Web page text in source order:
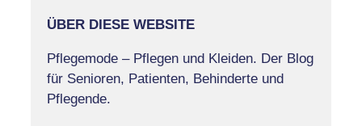
ÜBER DIESE WEBSITE
Pflegemode – Pflegen und Kleiden. Der Blog
für Senioren, Patienten, Behinderte und
Pflegende.